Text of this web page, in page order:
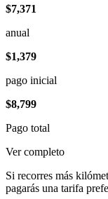
$7,371
anual
$1,379
pago inicial
$8,799
Pago total
Ver completo
Si recorres más
pagarás una tarifa